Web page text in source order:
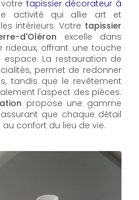
tapissier décorateur à
activité qui allie art et
intérieurs. Votre tapissier
d'Oléron excelle dans
offrant une touche
La restauration de
permet de redonner
tandis que le revêtement
l'aspect des pièces.
propose une gamme
que chaque détail
confort du lieu de vie.